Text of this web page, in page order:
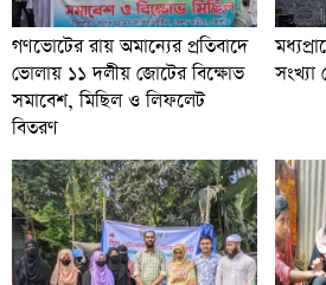
গণভোটের রায় অমান্যের প্রতিবাদে
ভোলায় ১১ দলীয় জোটের বিক্ষোভ
সমাবেশ, মিছিল ও লিফলেট
বিতরণ